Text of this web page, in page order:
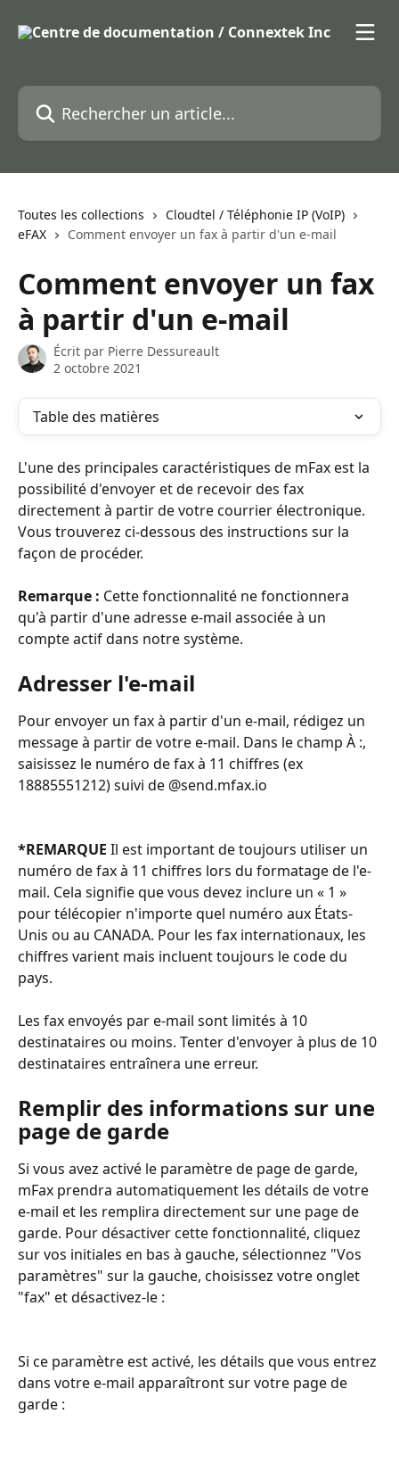
Rechercher un article...
Toutes les collections
Cloudtel / Téléphonie IP (VoIP)
eFAX
Comment envoyer un fax à partir d'un e-mail
Comment envoyer un fax
à partir d'un e-mail
Écrit par Pierre Dessureault
2 octobre 2021
Table des matières
L'une des principales caractéristiques de mFax est la
possibilité d'envoyer et de recevoir des fax
directement à partir de votre courrier électronique.
Vous trouverez ci-dessous des instructions sur la
façon de procéder.
Remarque : Cette fonctionnalité ne fonctionnera
qu'à partir d'une adresse e-mail associée à un
compte actif dans notre système.
Adresser l'e-mail
Pour envoyer un fax à partir d'un e-mail, rédigez un
message à partir de votre e-mail. Dans le champ À :,
saisissez le numéro de fax à 11 chiffres (ex
18885551212) suivi de @send.mfax.io
*REMARQUE Il est important de toujours utiliser un
numéro de fax à 11 chiffres lors du formatage de l'e-
mail. Cela signifie que vous devez inclure un « 1 »
pour télécopier n'importe quel numéro aux États-
Unis ou au CANADA. Pour les fax internationaux, les
chiffres varient mais incluent toujours le code du
pays.
Les fax envoyés par e-mail sont limités à 10
destinataires ou moins. Tenter d'envoyer à plus de 10
destinataires entraînera une erreur.
Remplir des informations sur une
page de garde
Si vous avez activé le paramètre de page de garde,
mFax prendra automatiquement les détails de votre
e-mail et les remplira directement sur une page de
garde. Pour désactiver cette fonctionnalité, cliquez
sur vos initiales en bas à gauche, sélectionnez "Vos
paramètres" sur la gauche, choisissez votre onglet
"fax" et désactivez-le :
Si ce paramètre est activé, les détails que vous entrez
dans votre e-mail apparaîtront sur votre page de
garde :